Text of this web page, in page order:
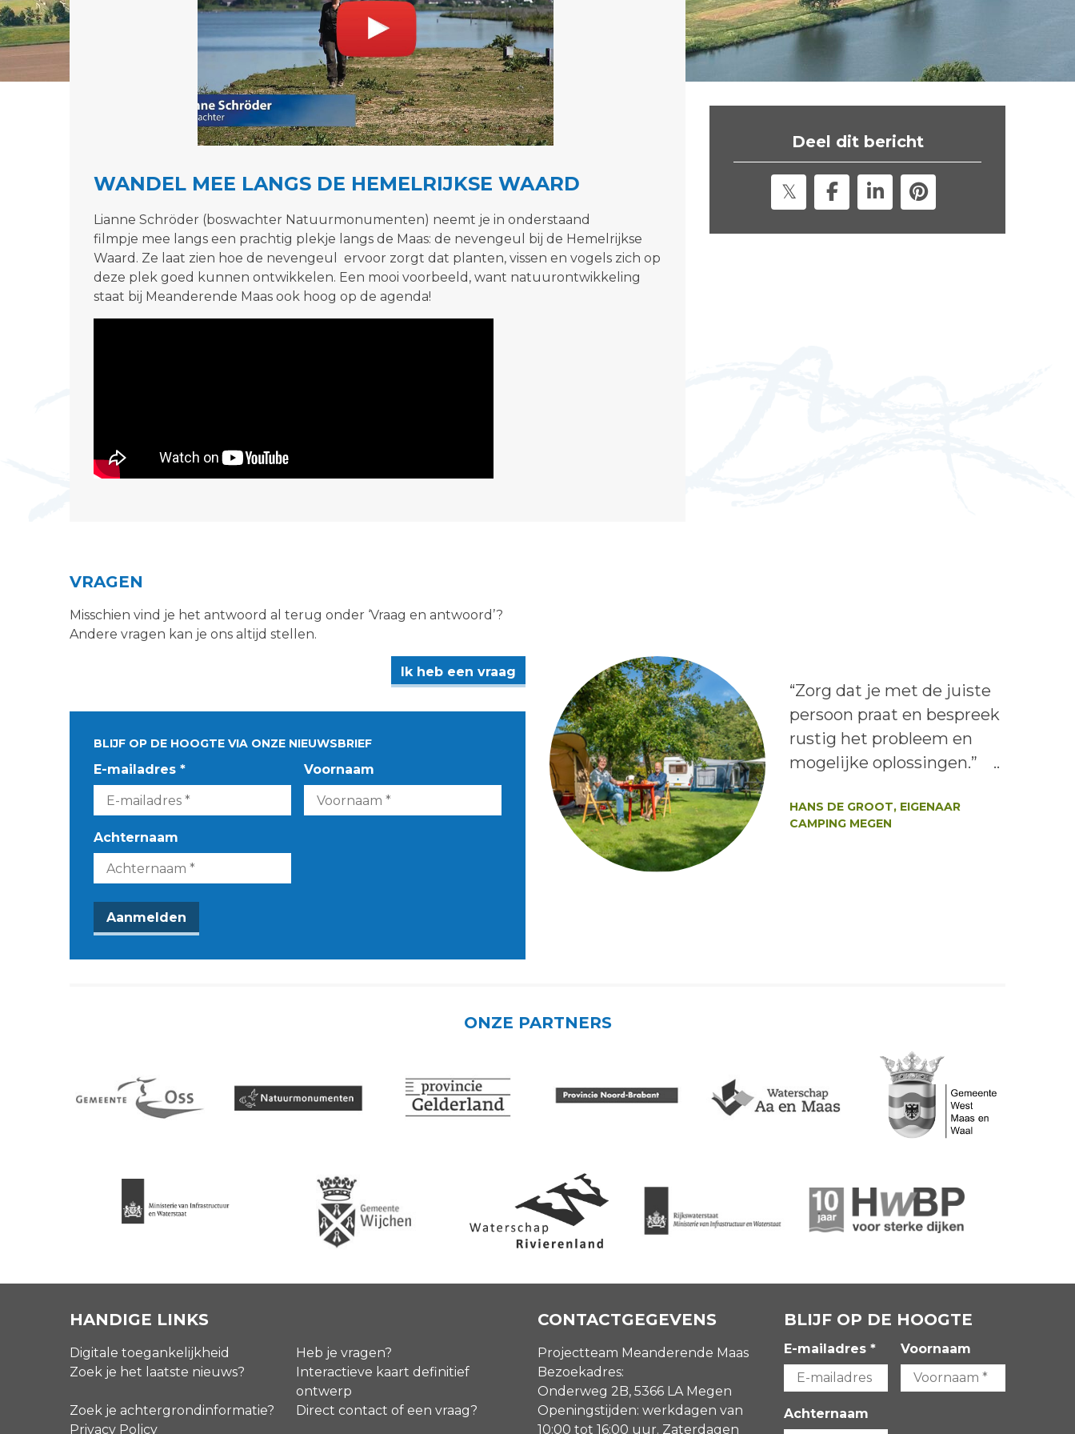
WANDEL MEE LANGS DE HEMELRIJKSE WAARD
Lianne Schröder (boswachter Natuurmonumenten) neemt je in onderstaand
filmpje mee langs een prachtig plekje langs de Maas: de nevengeul bij de Hemelrijkse
Waard. Ze laat zien hoe de nevengeul ervoor zorgt dat planten, vissen en vogels zich op
deze plek goed kunnen ontwikkelen. Een mooi voorbeeld, want natuurontwikkeling
staat bij Meanderende Maas ook hoog op de agenda!
Deel dit bericht
VRAGEN
Misschien vind je het antwoord al terug onder ‘Vraag en antwoord’?
Andere vragen kan je ons altijd stellen.
Ik heb een vraag
BLIJF OP DE HOOGTE VIA ONZE NIEUWSBRIEF
E-mailadres * Voornaam
Achternaam
Lees het bericht:
“Zorg dat je met de juiste
persoon praat en bespreek
rustig het probleem en
mogelijke oplossingen.” ..
HANS DE GROOT, EIGENAAR
CAMPING MEGEN
ONZE PARTNERS
HANDIGE LINKS
Digitale toegankelijkheid
Heb je vragen?
Zoek je het laatste nieuws?
Interactieve kaart definitief
ontwerp
Zoek je achtergrondinformatie?
Direct contact of een vraag?
Privacy Policy
CONTACTGEGEVENS
Projectteam Meanderende Maas
Bezoekadres:
Onderweg 2B, 5366 LA Megen
Openingstijden: werkdagen van
10:00 tot 16:00 uur. Zaterdagen
BLIJF OP DE HOOGTE
E-mailadres * Voornaam
Achternaam